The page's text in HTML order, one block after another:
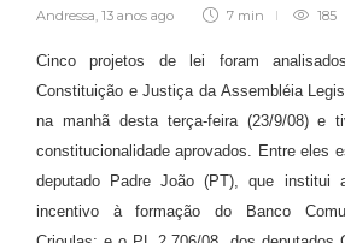
Andressa, 13 anos ago 7 min 185
Cinco projetos de lei foram
Constituição e Justiça da Assembléia
na manhã desta terça-feira (23/9/08) e
constitucionalidade aprovados. Entre eles
deputado Padre João (PT), que institui
incentivo à formação do Banco